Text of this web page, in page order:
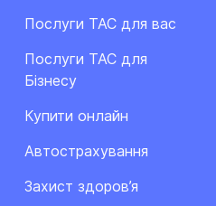
Послуги ТАС для вас
Послуги ТАС для
Бізнесу
Купити онлайн
Автострахування
Захист здоров’я